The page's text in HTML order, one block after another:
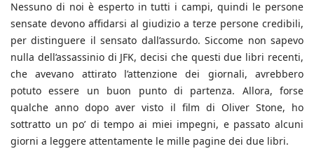
Nessuno di noi è esperto in tutti i campi, quindi le persone
sensate devono affidarsi al giudizio a terze persone credibili,
per distinguere il sensato dall’assurdo. Siccome non sapevo
nulla dell’assassinio di JFK, decisi che questi due libri recenti,
che avevano attirato l’attenzione dei giornali, avrebbero
potuto essere un buon punto di partenza. Allora, forse
qualche anno dopo aver visto il film di Oliver Stone, ho
sottratto un po’ di tempo ai miei impegni, e passato alcuni
giorni a leggere attentamente le mille pagine dei due libri.